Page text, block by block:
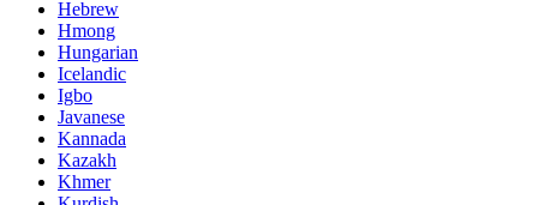
Hebrew
Hmong
Hungarian
Icelandic
Igbo
Javanese
Kannada
Kazakh
Khmer